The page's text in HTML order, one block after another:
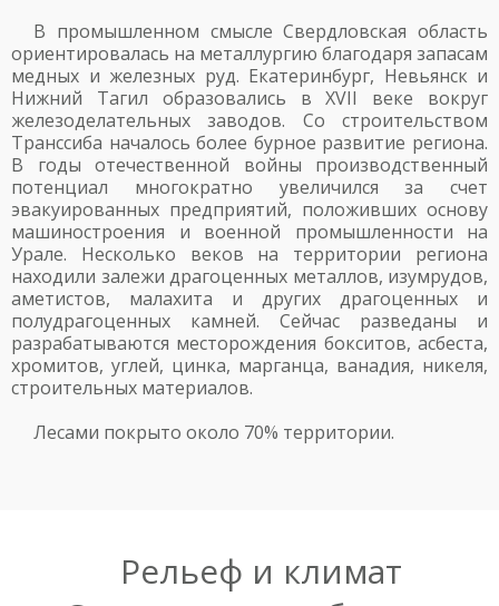
В промышленном смысле Свердловская область
ориентировалась на металлургию благодаря запасам
медных и железных руд. Екатеринбург, Невьянск и
Нижний Тагил образовались в XVII веке вокруг
железоделательных заводов. Со строительством
Транссиба началось более бурное развитие региона.
В годы отечественной войны производственный
потенциал многократно увеличился за счет
эвакуированных предприятий, положивших основу
машиностроения и военной промышленности на
Урале. Несколько веков на территории региона
находили залежи драгоценных металлов, изумрудов,
аметистов, малахита и других драгоценных и
полудрагоценных камней. Сейчас разведаны и
разрабатываются месторождения бокситов, асбеста,
хромитов, углей, цинка, марганца, ванадия, никеля,
строительных материалов.
Лесами покрыто около 70% территории.
Рельеф и климат